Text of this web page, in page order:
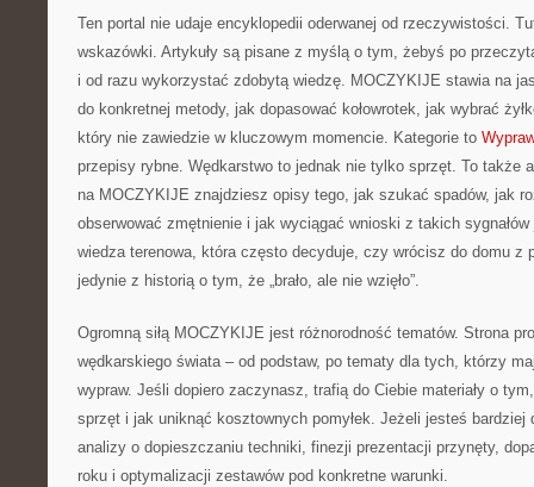
Ten portal nie udaje encyklopedii oderwanej od rzeczywistości.
wskazówki. Artykuły są pisane z myślą o tym, żebyś po
i od razu wykorzystać zdobytą wiedzę. MOCZYKIJE stawia na
do konkretnej metody, jak dopasować kołowrotek, jak wybrać
który nie zawiedzie w kluczowym momencie. Kategorie to
przepisy rybne. Wędkarstwo to jednak nie tylko sprzęt. To także
na MOCZYKIJE znajdziesz opisy tego, jak szukać spadów, jak
obserwować zmętnienie i jak wyciągać wnioski z takich
wiedza terenowa, która często decyduje, czy wrócisz do domu z
jedynie z historią o tym, że „brało, ale nie wzięło”.
Ogromną siłą MOCZYKIJE jest różnorodność tematów. Strona
wędkarskiego świata – od podstaw, po tematy dla tych, którzy
wypraw. Jeśli dopiero zaczynasz, trafią do Ciebie materiały o
sprzęt i jak uniknąć kosztownych pomyłek. Jeżeli jesteś bardziej
analizy o dopieszczaniu techniki, finezji prezentacji przynęty,
roku i optymalizacji zestawów pod konkretne warunki.